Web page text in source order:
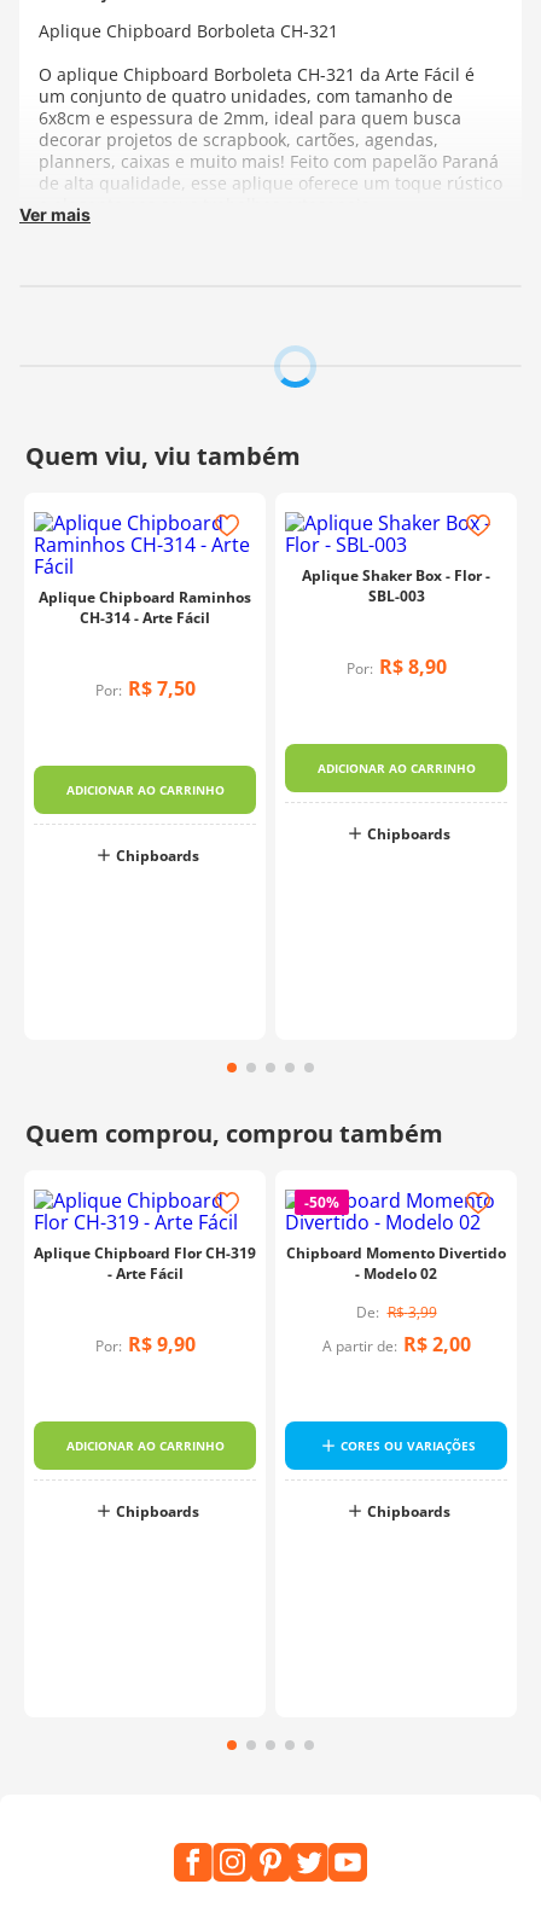
Aplique Chipboard Borboleta CH-321
O aplique Chipboard Borboleta CH-321 da Arte Fácil é
um conjunto de quatro unidades, com tamanho de
6x8cm e espessura de 2mm, ideal para quem busca
decorar projetos de scrapbook, cartões, agendas,
planners, caixas e muito mais! Feito com papelão Paraná
de alta qualidade, esse aplique oferece um toque rústico
e elegante aos seus trabalhos artesanais.
Fabricante:
Arte Fácil
Ver mais
Aplique Chipboard Raminhos
CH-314 - Arte Fácil
Por: R$ 7,50
ADICIONAR AO CARRINHO
Chipboards
Aplique Shaker Box - Flor -
SBL-003
Por: R$ 8,90
ADICIONAR AO CARRINHO
Chipboards
Aplique Chipboard Flor CH-319
- Arte Fácil
Por: R$ 9,90
ADICIONAR AO CARRINHO
Chipboards
-50%
Chipboard Momento Divertido
- Modelo 02
R$3,99
A partir de: R$ 2,00
CORES OU VARIAÇÕES
Chipboards